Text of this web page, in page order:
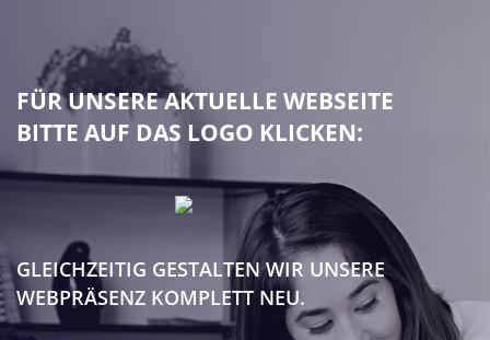
FÜR UNSERE AKTUELLE WEBSEITE
BITTE AUF DAS LOGO KLICKEN:
GLEICHZEITIG GESTALTEN WIR UNSERE
WEBPRÄSENZ KOMPLETT NEU.